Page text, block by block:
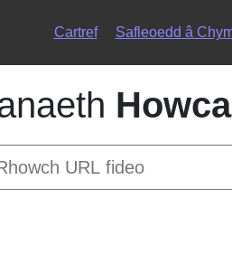
Cartref Safleoedd â